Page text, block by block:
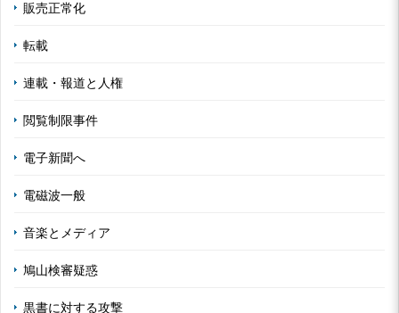
販売正常化
転載
連載・報道と人権
閲覧制限事件
電子新聞へ
電磁波一般
音楽とメディア
鳩山検審疑惑
黒書に対する攻撃